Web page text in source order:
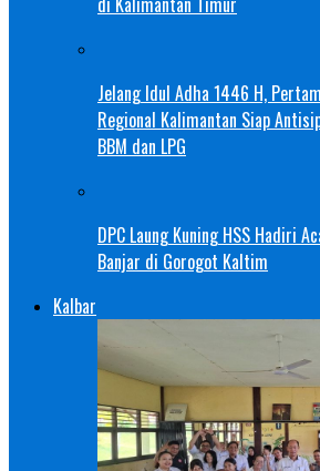
Jelang Idul Adha 1446 H,
Regional Kalimantan Siap
BBM dan LPG
DPC Laung Kuning HSS Hadiri
Banjar di Gorogot Kaltim
Kalbar